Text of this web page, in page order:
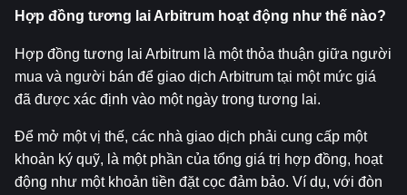
Hợp đồng tương lai Arbitrum hoạt động như thế nào?
Hợp đồng tương lai Arbitrum là một thỏa thuận giữa người
mua và người bán để giao dịch Arbitrum tại một mức giá
đã được xác định vào một ngày trong tương lai.
Để mở một vị thế, các nhà giao dịch phải cung cấp một
khoản ký quỹ, là một phần của tổng giá trị hợp đồng, hoạt
động như một khoản tiền đặt cọc đảm bảo. Ví dụ, với đòn